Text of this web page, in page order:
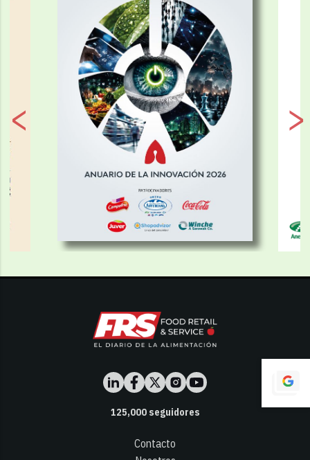
125,000seguidores
Contacto